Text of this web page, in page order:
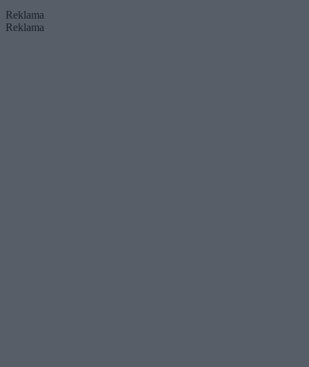
Reklama
Reklama